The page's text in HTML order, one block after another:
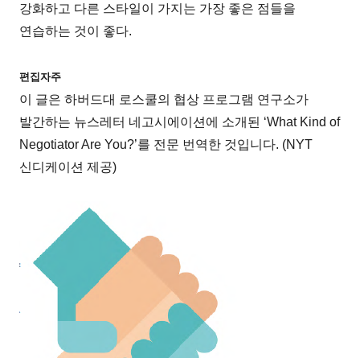
강화하고 다른 스타일이 가지는 가장 좋은 점들을
연습하는 것이 좋다.
편집자주
이 글은 하버드대 로스쿨의 협상 프로그램 연구소가
발간하는 뉴스레터 네고시에이션에 소개된 ‘What Kind of
Negotiator Are You?’를 전문 번역한 것입니다. (NYT
신디케이션 제공)